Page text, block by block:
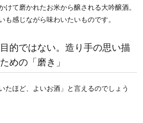
けて磨かれたお米から醸される大吟醸酒。
も感じながら味わいたいものです。
目的ではない。造り手の思い描
めの「磨き」
たほど、よいお酒」と言えるのでしょう